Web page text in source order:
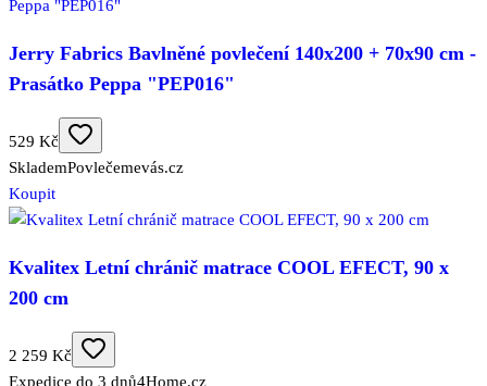
Jerry Fabrics Bavlněné povlečení 140x200 + 70x90 cm -
Prasátko Peppa "PEP016"
529 Kč
SklademPovlečemevás.cz
Koupit
Kvalitex Letní chránič matrace COOL EFECT, 90 x
200 cm
2 259 Kč
Expedice do 3 dnů4Home.cz